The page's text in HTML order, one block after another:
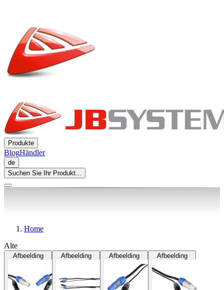
Produkte
BlogHändler
de
Suchen Sie Ihr Produkt...
Home
Alte
Afbeelding Afbeelding Afbeelding Afbeelding